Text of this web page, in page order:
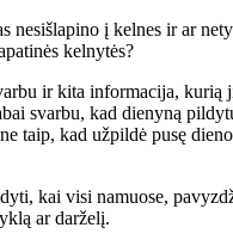
nesišlapino į kelnes ir ar
kelnytės?
ir kita informacija, kurią
svarbu, kad dienyną
taip, kad užpildė pusę
kai visi namuose,
ar darželį.